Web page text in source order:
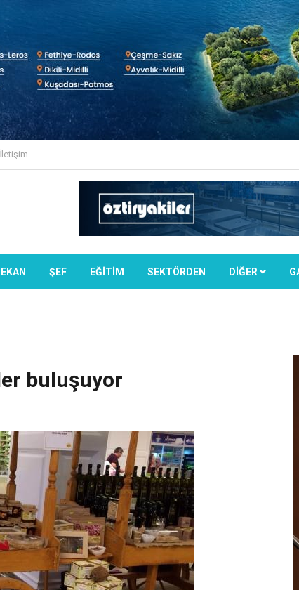
İletişim
ŞEF EĞİTİM SEKTÖRDEN DIĞER
buluşuyor